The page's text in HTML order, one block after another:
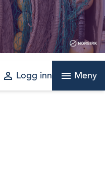
perm_identity Logg inn menu Meny